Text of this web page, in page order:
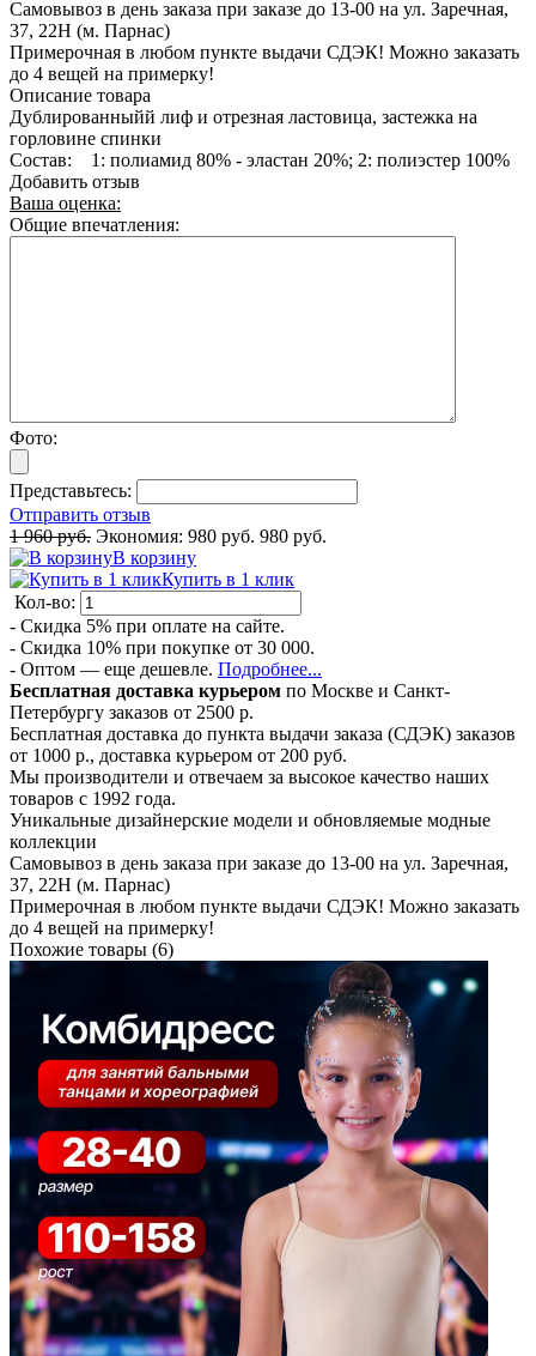
Самовывоз в день заказа при заказе до 13-00 на ул. Заречная,
37, 22Н (м. Парнас)
Примерочная в любом пункте выдачи СДЭК! Можно заказать
до 4 вещей на примерку!
Описание товара
Дублированныйй лиф и отрезная ластовица, застежка на
горловине спинки
Состав: 1: полиамид 80% - эластан 20%; 2: полиэстер 100%
Добавить отзыв
Ваша оценка:
Общие впечатления:
Фото:
Представьтесь:
Отправить отзыв
1 960 руб. Экономия: 980 руб. 980 руб.
В корзину
Купить в 1 клик
Кол-во:
- Скидка 5% при оплате на сайте.
- Скидка 10% при покупке от 30 000.
- Оптом — еще дешевле. Подробнее...
Бесплатная доставка курьером по Москве и Санкт-
Петербургу заказов от 2500 р.
Бесплатная доставка до пункта выдачи заказа (СДЭК) заказов
от 1000 р., доставка курьером от 200 руб.
Мы производители и отвечаем за высокое качество наших
товаров с 1992 года.
Уникальные дизайнерские модели и обновляемые модные
коллекции
Самовывоз в день заказа при заказе до 13-00 на ул. Заречная,
37, 22Н (м. Парнас)
Примерочная в любом пункте выдачи СДЭК! Можно заказать
до 4 вещей на примерку!
Похожие товары (6)